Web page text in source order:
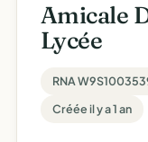
Amicale
Lycée
RNA
Créée il y a 1 an